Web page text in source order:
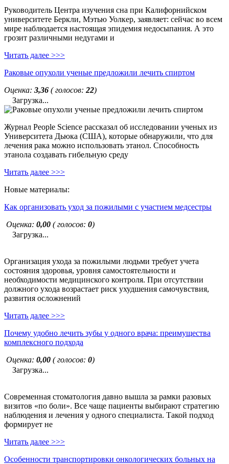
Руководитель Центра изучения сна при Калифорнийском
университете Беркли, Мэтью Уолкер, заявляет: сейчас во всем
мире наблюдается настоящая эпидемия недосыпания. А это
грозит различными недугами и
Читать далее >>>
Раковые опухоли ученые предложили лечить спиртом
Оценка: 3,36 ( голосов: 22)
Загрузка...
Журнал People Science рассказал об исследовании ученых из
Университета Дьюка (США), которые обнаружили, что для
лечения рака можно использовать этанол. Способность
этанола создавать гибельную среду
Читать далее >>>
Новые материалы:
Как организовать уход за пожилыми с участием медсестры
Оценка: 0,00 ( голосов: 0)
Загрузка...
Организация ухода за пожилыми людьми требует учета
состояния здоровья, уровня самостоятельности и
необходимости медицинского контроля. При отсутствии
должного ухода возрастает риск ухудшения самочувствия,
развития осложнений
Читать далее >>>
Почему удобно лечить зубы у одного врача: преимущества
комплексного подхода
Оценка: 0,00 ( голосов: 0)
Загрузка...
Современная стоматология давно вышла за рамки разовых
визитов «по боли». Все чаще пациенты выбирают стратегию
наблюдения и лечения у одного специалиста. Такой подход
формирует не
Читать далее >>>
Особенности транспортировки онкологических больных на